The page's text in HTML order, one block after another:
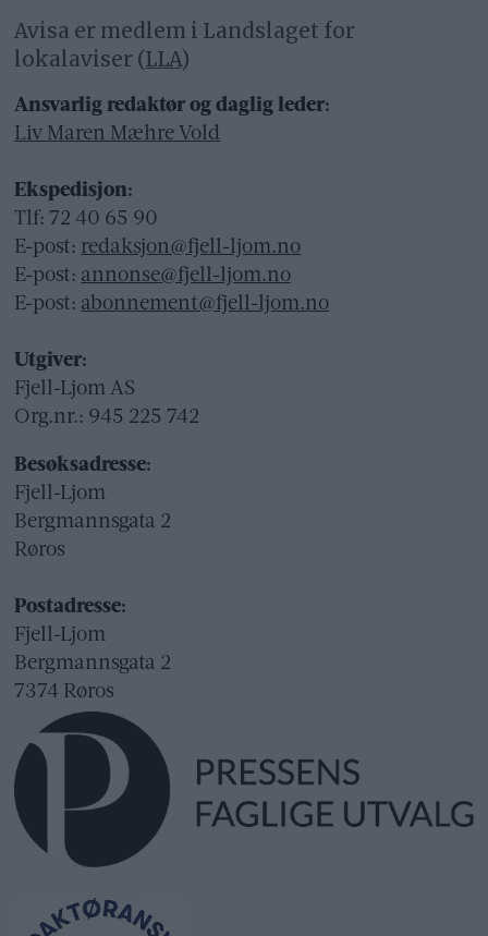
Avisa er medlem i Landslaget for
lokalaviser (LLA)
Ansvarlig redaktør og daglig leder:
Liv Maren Mæhre Vold
Ekspedisjon:
Tlf: 72 40 65 90
E-post: redaksjon@fjell-ljom.no
E-post: annonse@fjell-ljom.no
E-post: abonnement@fjell-ljom.no
Utgiver:
Fjell-Ljom AS
Org.nr.: 945 225 742
Besøksadresse:
Fjell-Ljom
Bergmannsgata 2
Røros
Postadresse:
Fjell-Ljom
Bergmannsgata 2
7374 Røros